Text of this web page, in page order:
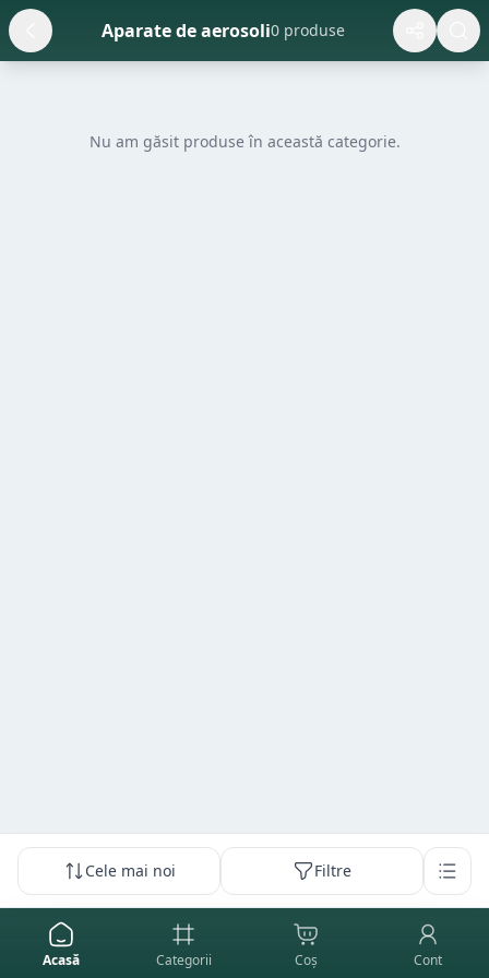
Aparate de aerosoli0 produse
Nu am găsit produse în această categorie.
Cele mai noi Filtre
Acasă Categorii Coș Cont